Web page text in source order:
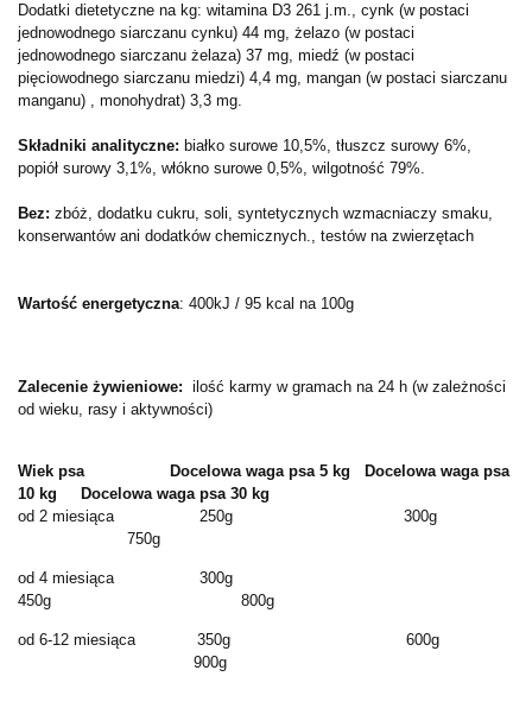
Dodatki dietetyczne na kg: witamina D3 261 j.m., cynk (w postaci
jednowodnego siarczanu cynku) 44 mg, żelazo (w postaci
jednowodnego siarczanu żelaza) 37 mg, miedź (w postaci
pięciowodnego siarczanu miedzi) 4,4 mg, mangan (w postaci siarczanu
manganu) , monohydrat) 3,3 mg.
Składniki analityczne: białko surowe 10,5%, tłuszcz surowy 6%,
popiół surowy 3,1%, włókno surowe 0,5%, wilgotność 79%.
Bez: zbóż, dodatku cukru, soli, syntetycznych wzmacniaczy smaku,
konserwantów ani dodatków chemicznych., testów na zwierzętach
Wartość energetyczna: 400kJ / 95 kcal na 100g
Zalecenie żywieniowe: ilość karmy w gramach na 24 h (w zależności
od wieku, rasy i aktywności)
Wiek psa Docelowa waga psa 5 kg
Docelowa waga psa
10 kg
Docelowa waga psa 30 kg
od 2 miesiąca 250g 300g
750g
od 4 miesiąca 300g
450g 800g
od 6-12 miesiąca 350g 600g
900g